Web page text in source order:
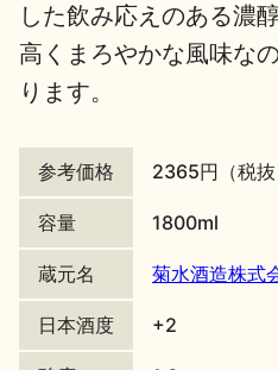
日本酒の楽しみ方特集
した飲み応えのある濃
高くまろやかな風味な
ります。
参考価格 2365円（税抜
容量 1800ml
蔵元名 菊水酒造株式
日本酒度 +2